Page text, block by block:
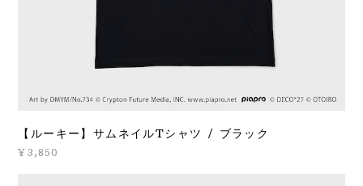
【ルーキー】サムネイルTシャツ / ブラック
¥3,850